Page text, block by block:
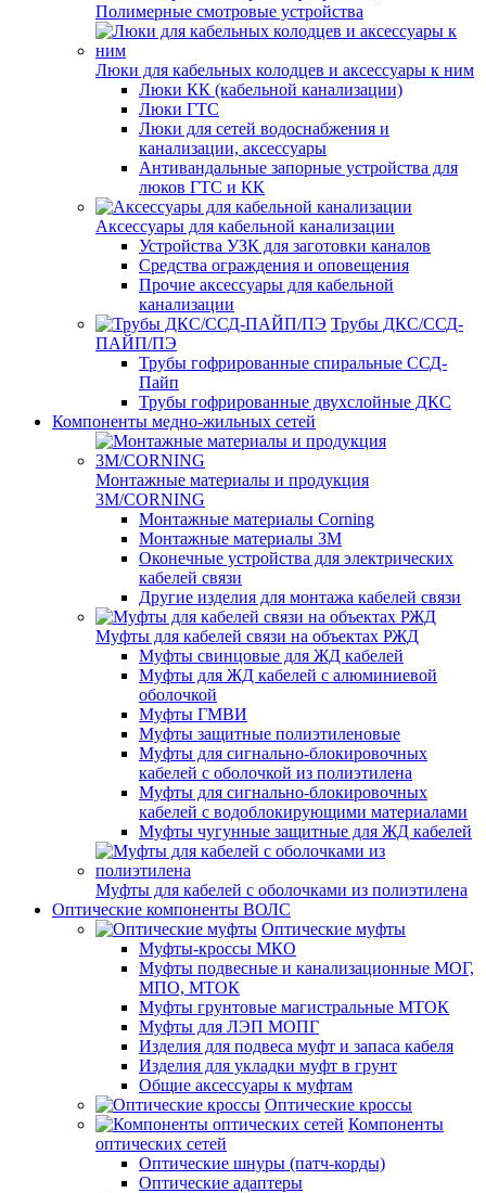
Полимерные смотровые устройства
Люки для кабельных колодцев и аксессуары к ним
Люки КК (кабельной канализации)
Люки ГТС
Люки для сетей водоснабжения и
канализации, аксессуары
Антивандальные запорные устройства для
люков ГТС и КК
Аксессуары для кабельной канализации
Устройства УЗК для заготовки каналов
Средства ограждения и оповещения
Прочие аксессуары для кабельной
канализации
Трубы ДКС/ССД-
ПАЙП/ПЭ
Трубы гофрированные спиральные ССД-
Пайп
Трубы гофрированные двухслойные ДКС
Компоненты медно-жильных сетей
Монтажные материалы и продукция
3M/CORNING
Монтажные материалы Corning
Монтажные материалы 3M
Оконечные устройства для электрических
кабелей связи
Другие изделия для монтажа кабелей связи
Муфты для кабелей связи на объектах РЖД
Муфты свинцовые для ЖД кабелей
Муфты для ЖД кабелей с алюминиевой
оболочкой
Муфты ГМВИ
Муфты защитные полиэтиленовые
Муфты для сигнально-блокировочных
кабелей с оболочкой из полиэтилена
Муфты для сигнально-блокировочных
кабелей с водоблокирующими материалами
Муфты чугунные защитные для ЖД кабелей
Муфты для кабелей с оболочками из полиэтилена
Оптические компоненты ВОЛС
Оптические муфты
Муфты-кроссы МКО
Муфты подвесные и канализационные МОГ,
МПО, МТОК
Муфты грунтовые магистральные МТОК
Муфты для ЛЭП МОПГ
Изделия для подвеса муфт и запаса кабеля
Изделия для укладки муфт в грунт
Общие аксессуары к муфтам
Оптические кроссы
Компоненты
оптических сетей
Оптические шнуры (патч-корды)
Оптические адаптеры